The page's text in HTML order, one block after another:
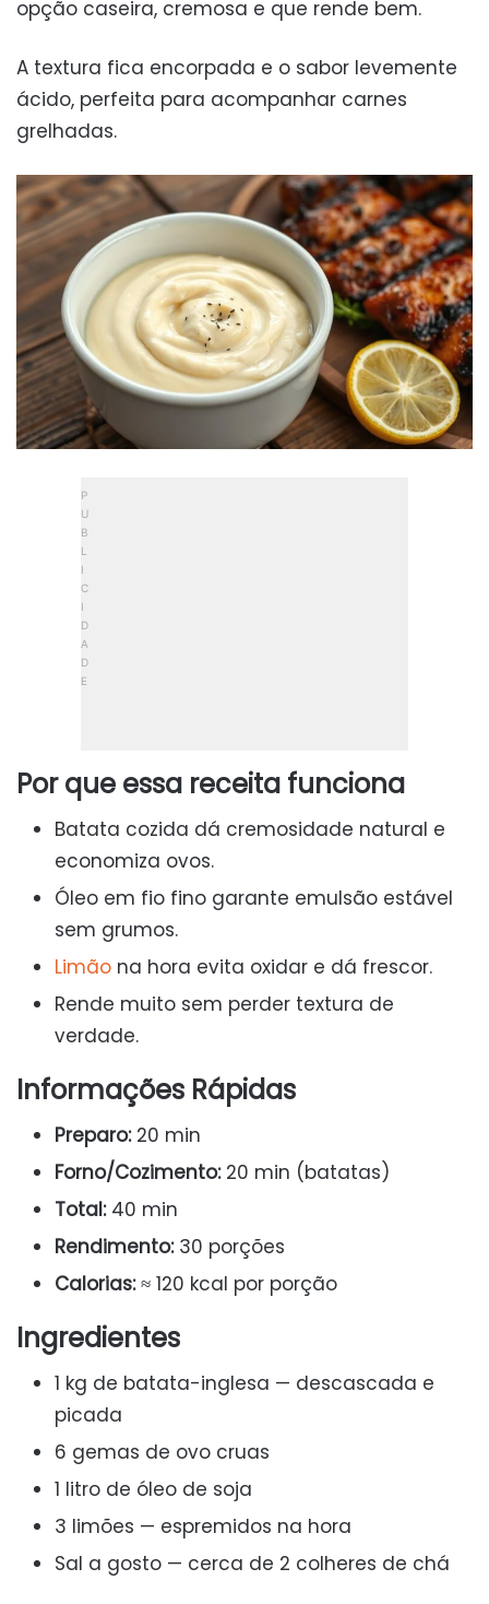
opção caseira, cremosa e que rende bem.
A textura fica encorpada e o sabor levemente
ácido, perfeita para acompanhar carnes
grelhadas.
Por que essa receita funciona
Batata cozida dá cremosidade natural e
economiza ovos.
Óleo em fio fino garante emulsão estável
sem grumos.
Limão na hora evita oxidar e dá frescor.
Rende muito sem perder textura de
verdade.
Informações Rápidas
Preparo:20 min
Forno/Cozimento:20 min (batatas)
Total:40 min
Rendimento:30 porções
Calorias:≈ 120 kcal por porção
Ingredientes
1 kg de batata-inglesa — descascada e
picada
6 gemas de ovo cruas
1 litro de óleo de soja
3 limões — espremidos na hora
Sal a gosto — cerca de 2 colheres de chá